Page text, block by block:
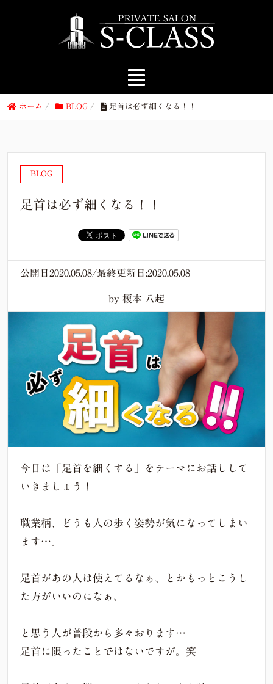
ホーム / BLOG / 足首は必ず細くなる！！
BLOG
足首は必ず細くなる！！
公開日2020.05.08/最終更新日:2020.05.08
by 榎本 八起
今日は「足首を細くする」をテーマにお話しして
いきましょう！
職業柄、どうも人の歩く姿勢が気になってしまい
ます…。
足首があの人は使えてるなぁ、とかもっとこうし
た方がいいのになぁ、
と思う人が普段から多々おります…
足首に限ったことではないですが。笑